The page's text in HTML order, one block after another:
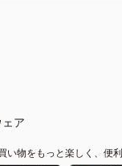
ア
い物をもっと楽しく、便利